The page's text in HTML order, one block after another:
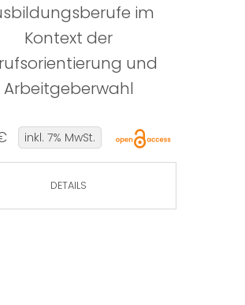
im
Kontext der
und
Arbeitgeberwahl
inkl. 7% MwSt.
DETAILS